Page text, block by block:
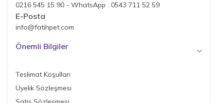
0216 545 15 90 - WhatsApp : 0543 711 52 59
E-Posta
info@fatihpet.com
Önemli Bilgiler
Teslimat Koşulları
Üyelik Sözleşmesi